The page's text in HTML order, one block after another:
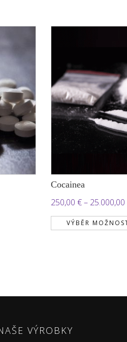
Cocainea
250,00 € – 25.000,00
VÝBĚR
VÝROBKY